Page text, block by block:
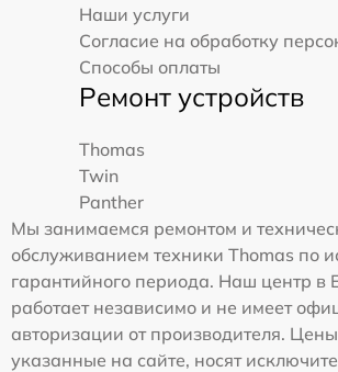
Наши услуги
Согласие на обработку
Способы оплаты
Ремонт устройств
Thomas
Twin
Panther
Мы занимаемся ремонтом и
обслуживанием техники Thomas по
гарантийного периода. Наш центр в
работает независимо и не имеет
авторизации от производителя.
указанные на сайте, носят